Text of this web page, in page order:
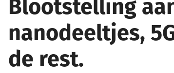
Blootstelling
nanodeeltjes,
de rest.